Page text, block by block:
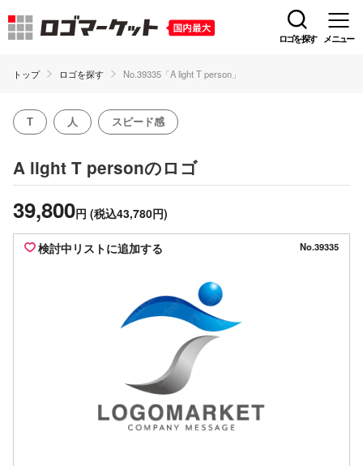
ロゴを探す メニュー
トップ ロゴを探す No.39335「A light T person」
T 人 スピード感
A light T personのロゴ
39,800円 (税込43,780円)
検討中リストに追加する No.39335